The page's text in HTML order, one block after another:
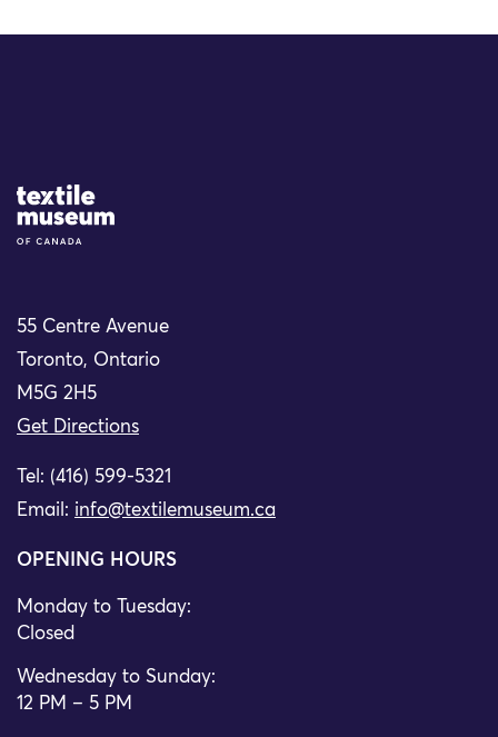
Site Logo
55 Centre Avenue
Toronto, Ontario
M5G 2H5
Get Directions
Tel: (416) 599-5321
Email: info@textilemuseum.ca
OPENING HOURS
Monday to Tuesday:
Closed
Wednesday to Sunday:
12 PM – 5 PM